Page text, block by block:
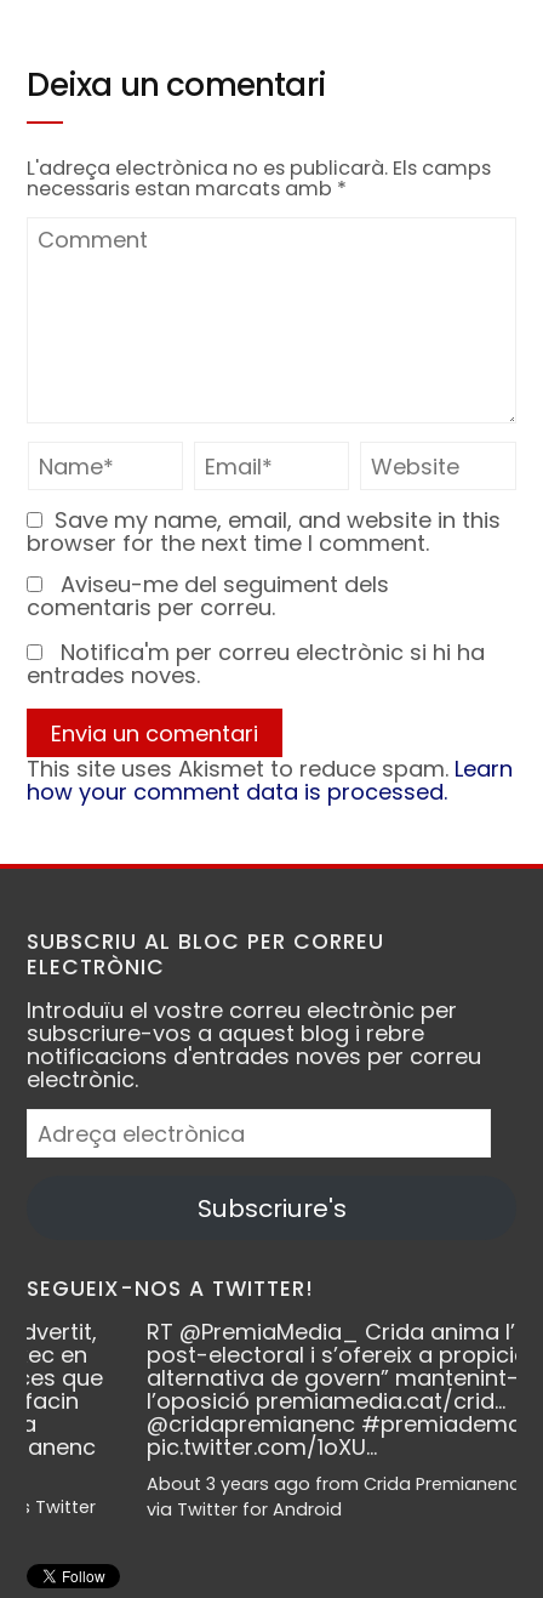
Deixa un comentari
L'adreça electrònica no es publicarà. Els camps
necessaris estan marcats amb *
Save my name, email, and website in this
browser for the next time I comment.
Aviseu-me del seguiment dels
comentaris per correu.
Notifica'm per correu electrònic si hi ha
entrades noves.
This site uses Akismet to reduce spam. Learn
how your comment data is processed.
SUBSCRIU AL BLOC PER CORREU
ELECTRÒNIC
Introduïu el vostre correu electrònic per
subscriure-vos a aquest blog i rebre
notificacions d'entrades noves per correu
electrònic.
Adreça
electrònica
Subscriure's
SEGUEIX-NOS A TWITTER!
RT@PremiaMedia_Crida anima l’escenari
post-electoral i s’ofereix a propiciar “una
alternativa de govern” mantenint-se a
l’oposició premiamedia.cat/crid…
@cridapremianenc #premiademar
pic.twitter.com/1oXU…
About 3 years agofromCrida Premianenca's Twitter
viaTwitter for Android